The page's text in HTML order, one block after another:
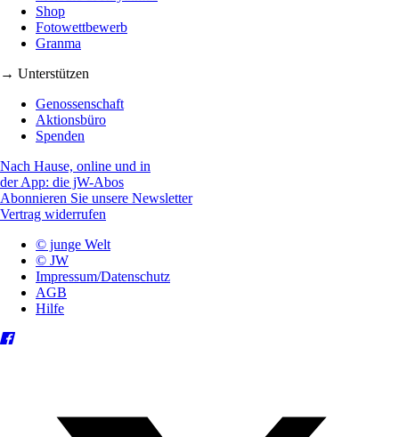
Shop
Fotowettbewerb
Granma
→ Unterstützen
Genossenschaft
Aktionsbüro
Spenden
Nach Hause, online und in
der App: die jW-Abos
Abonnieren Sie unsere Newsletter
Vertrag widerrufen
© junge Welt
© JW
Impressum/Datenschutz
AGB
Hilfe